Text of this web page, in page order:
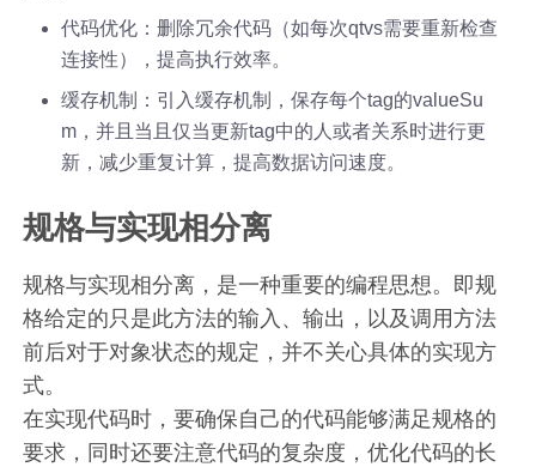
代码优化：删除冗余代码（如每次qtvs需要重新检查
连接性），提高执行效率。
缓存机制：引入缓存机制，保存每个tag的valueSu
m，并且当且仅当更新tag中的人或者关系时进行更
新，减少重复计算，提高数据访问速度。
规格与实现相分离
规格与实现相分离，是一种重要的编程思想。即规
格给定的只是此方法的输入、输出，以及调用方法
前后对于对象状态的规定，并不关心具体的实现方
式。
在实现代码时，要确保自己的代码能够满足规格的
要求，同时还要注意代码的复杂度，优化代码的长